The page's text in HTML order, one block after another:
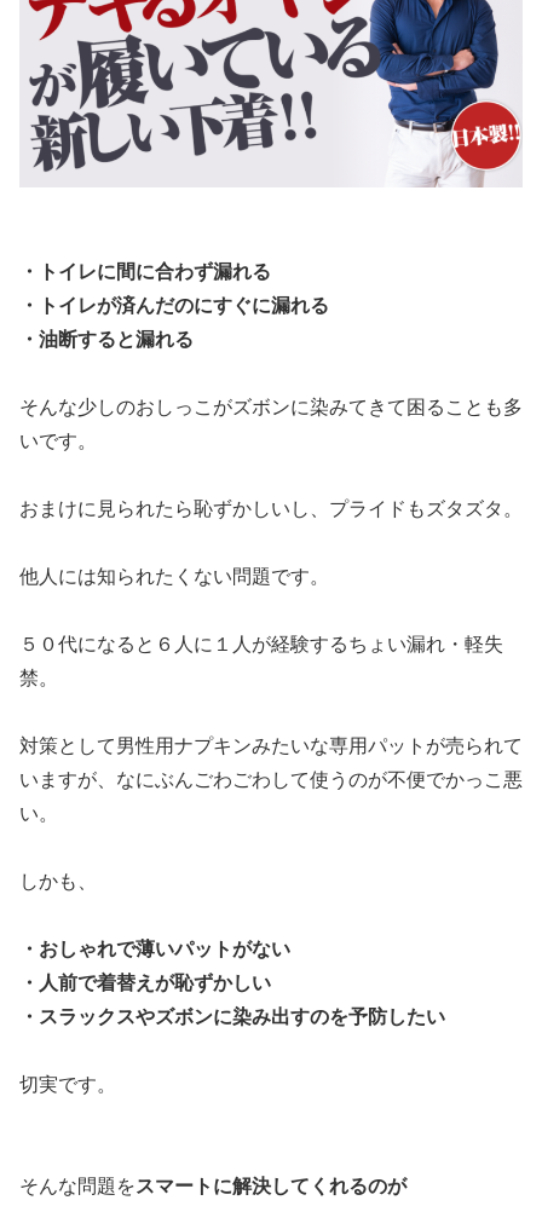
・トイレに間に合わず漏れる
・トイレが済んだのにすぐに漏れる
・油断すると漏れる
そんな少しのおしっこがズボンに染みてきて困ることも多
いです。
おまけに見られたら恥ずかしいし、プライドもズタズタ。
他人には知られたくない問題です。
５０代になると６人に１人が経験するちょい漏れ・軽失
禁。
対策として男性用ナプキンみたいな専用パットが売られて
いますが、なにぶんごわごわして使うのが不便でかっこ悪
い。
しかも、
・おしゃれで薄いパットがない
・人前で着替えが恥ずかしい
・スラックスやズボンに染み出すのを予防したい
切実です。
そんな問題をスマートに解決してくれるのが